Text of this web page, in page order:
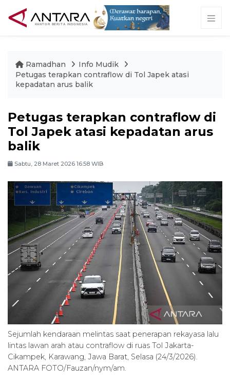
Ramadhan
Info Mudik
Petugas terapkan contraflow di Tol Japek atasi
kepadatan arus balik
Petugas terapkan contraflow di
Tol Japek atasi kepadatan arus
balik
Sabtu, 28 Maret 2026 16:58 WIB
Sejumlah kendaraan melintas saat penerapan rekayasa lalu
lintas lawan arah atau contraflow di ruas Tol Jakarta-
Cikampek, Karawang, Jawa Barat, Selasa (24/3/2026).
ANTARA FOTO/Fauzan/nym/am.